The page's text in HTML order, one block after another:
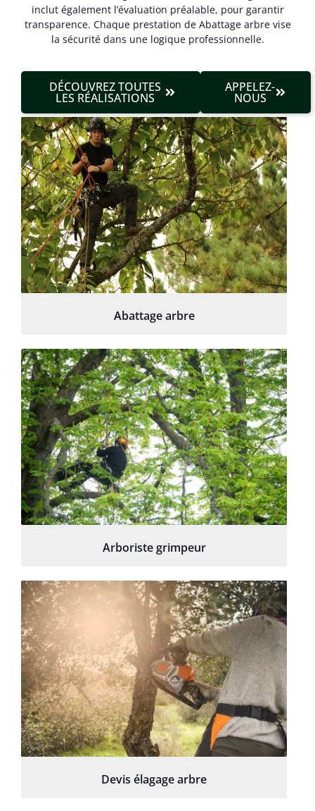
inclut également l’évaluation préalable, pour garantir
transparence. Chaque prestation de Abattage arbre vise
la sécurité dans une logique professionnelle.
DÉCOUVREZ TOUTES
LES RÉALISATIONS
APPELEZ-
NOUS
Abattage arbre
Arboriste grimpeur
Devis élagage arbre